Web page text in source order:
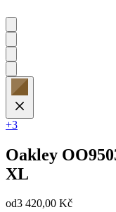
+3
Oakley
XL
od3 420,00 Kč